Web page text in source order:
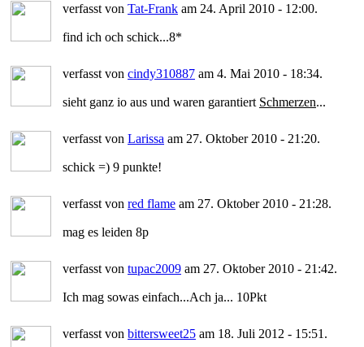
verfasst von Tat-Frank am 24. April 2010 - 12:00.
find ich och schick...8*
verfasst von cindy310887 am 4. Mai 2010 - 18:34.
sieht ganz io aus und waren garantiert Schmerzen...
verfasst von Larissa am 27. Oktober 2010 - 21:20.
schick =) 9 punkte!
verfasst von red flame am 27. Oktober 2010 - 21:28.
mag es leiden 8p
verfasst von tupac2009 am 27. Oktober 2010 - 21:42.
Ich mag sowas einfach...Ach ja... 10Pkt
verfasst von bittersweet25 am 18. Juli 2012 - 15:51.